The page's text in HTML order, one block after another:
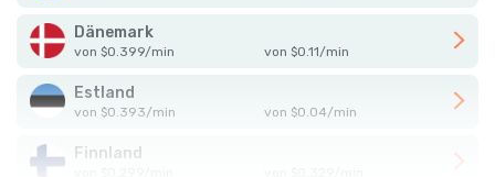
Dänemark
von $0.399/min von $0.11/min
Estland
von $0.393/min von $0.04/min
Finnland